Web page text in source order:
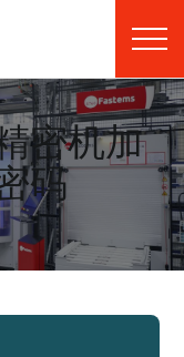
密机加
码